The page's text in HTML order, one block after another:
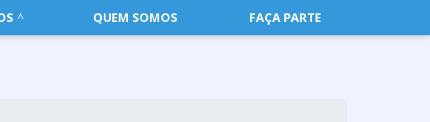
QUEM SOMOS FAÇA PARTE